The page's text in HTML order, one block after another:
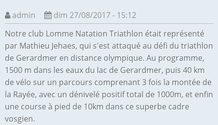
admin
dim 27/08/2017 - 15:12
Notre club Lomme Natation Triathlon était représenté
par Mathieu Jehaes, qui s'est attaqué au défi du triathlon
de Gerardmer en distance olympique. Au programme,
1500 m dans les eaux du lac de Gerardmer, puis 40 km
de vélo sur un parcours comprenant 3 fois la montée de
la Rayée, avec un dénivelé positif total de 1000m, et enfin
une course à pied de 10km dans ce superbe cadre
vosgien.